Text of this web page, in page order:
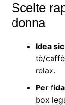
Scelte
donna
Idea
tè/
relax.
Per
box